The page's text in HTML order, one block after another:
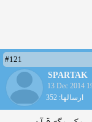
#121
SPARTAK
13 Dec 2014
ارسالها: 352